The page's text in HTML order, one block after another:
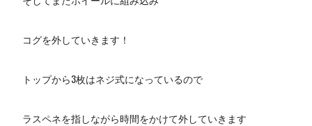
コグを外していきます！
トップから3枚はネジ式になっているので
ラスペネを指しながら時間をかけて外していきます